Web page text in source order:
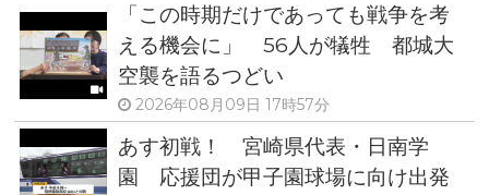
「この時期だけであっても戦争を考
える機会に」 56人が犠牲 都城大
空襲を語るつどい
2026年08月09日 17時57分
あす初戦！ 宮崎県代表・日南学
園 応援団が甲子園球場に向け出発